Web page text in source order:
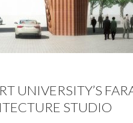
UNIVERSITY’S
STUDIO